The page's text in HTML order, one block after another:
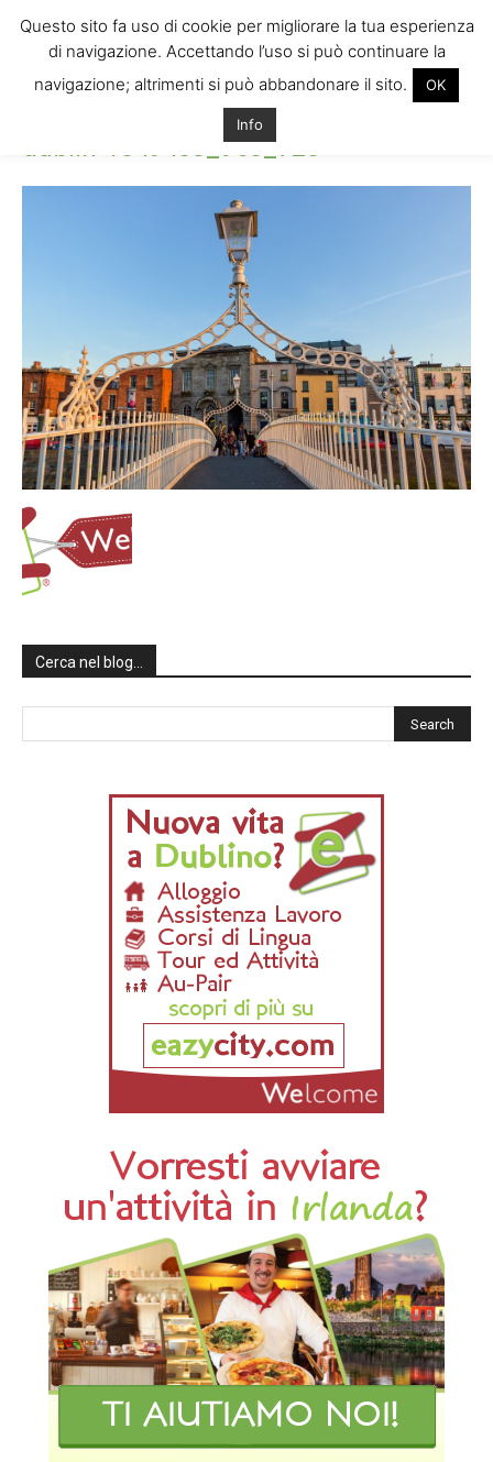
dublin-1049403_960_720 dublin-1049403_960_720
dublin-1049403_960_720
Cerca nel blog…
Questo sito fa uso di cookie per migliorare la tua esperienza
di navigazione. Accettando l’uso si può continuare la
navigazione; altrimenti si può abbandonare il sito.
OK
Info